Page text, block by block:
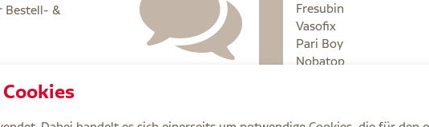
Bestell- &
Fresubin
Vasofix
Pari Boy
Nobatop